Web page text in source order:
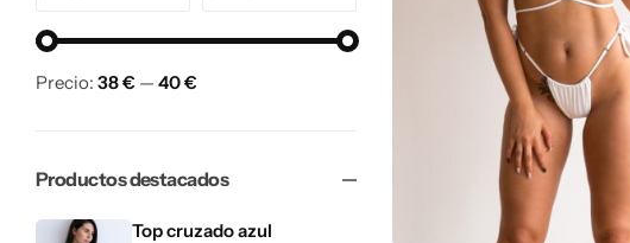
Precio: 38 € — 40 €
Productos destacados
Top cruzado azul